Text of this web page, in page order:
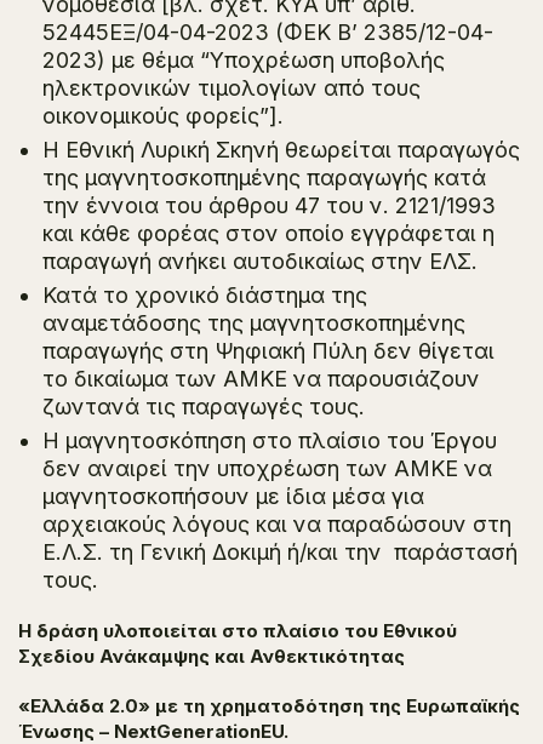
52445ΕΞ/04-04-2023 (ΦΕΚ Β’ 2385/12-04-
2023) με θέμα “Υποχρέωση υποβολής
ηλεκτρονικών τιμολογίων από τους
οικονομικούς φορείς”].
Η Εθνική Λυρική Σκηνή θεωρείται παραγωγός
της μαγνητοσκοπημένης παραγωγής κατά
την έννοια του άρθρου 47 του ν. 2121/1993
και κάθε φορέας στον οποίο εγγράφεται η
παραγωγή ανήκει αυτοδικαίως στην ΕΛΣ.
Κατά το χρονικό διάστημα της
αναμετάδοσης της μαγνητοσκοπημένης
παραγωγής στη Ψηφιακή Πύλη δεν θίγεται
το δικαίωμα των ΑΜΚΕ να παρουσιάζουν
ζωντανά τις παραγωγές τους.
Η μαγνητοσκόπηση στο πλαίσιο του Έργου
δεν αναιρεί την υποχρέωση των ΑΜΚΕ να
μαγνητοσκοπήσουν με ίδια μέσα για
αρχειακούς λόγους και να παραδώσουν στη
Ε.Λ.Σ. τη Γενική Δοκιμή ή/και την παράστασή
τους.
Η δράση υλοποιείται στο πλαίσιο του Εθνικού
Σχεδίου Ανάκαμψης και Ανθεκτικότητας
«Ελλάδα 2.0» με τη χρηματοδότηση της Ευρωπαϊκής
Ένωσης – NextGenerationEU.